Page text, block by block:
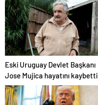
Eski Uruguay Devlet Başkanı
Jose Mujica hayatını kaybetti